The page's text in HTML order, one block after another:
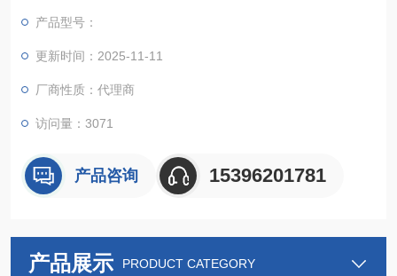
产品型号：
更新时间：2025-11-11
厂商性质：代理商
访问量：3071
产品咨询 15396201781
产品展示 PRODUCT CATEGORY